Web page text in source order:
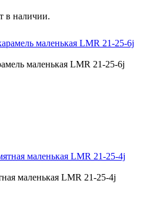
в наличии.
маленькая LMR 21-25-6j
маленькая LMR 21-25-4j